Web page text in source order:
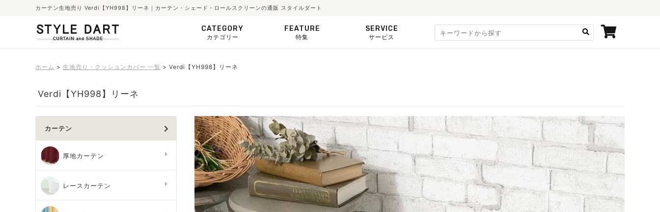
カーテン生地売り Verdi【YH998】リーネ｜カーテン・シェード・ロールスクリーンの通販 スタイルダート
CATEGORY
カテゴリー
FEATURE
特集
SERVICE
サービス
ホーム 生地売り・クッションカバー 一覧 Verdi【YH998】リーネ
Verdi【YH998】リーネ
カーテン
厚地カーテン
レースカーテン